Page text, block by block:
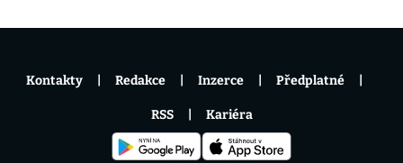
Kontakty Redakce Inzerce Předplatné
RSS Kariéra